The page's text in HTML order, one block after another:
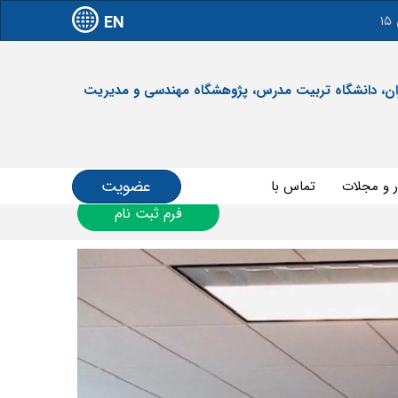
EN
عضویت و مجلات تماس با ما
فرم ثبت نام